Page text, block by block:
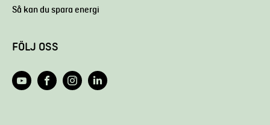
Så kan du spara energi
FÖLJ OSS